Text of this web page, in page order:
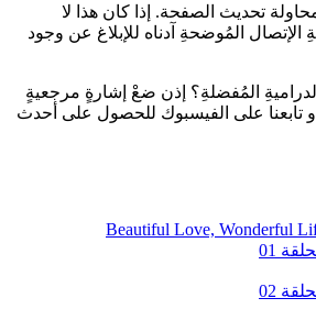
محاولة تحديث الصفحة. إذا كان هذا لا
المُوضحةِ آدناه للإبلاغ عن وجود
المُفضلةِ؟ إذن ضعْ إشارةٍ مرجعيةٍ
تابعنا على الفيسبوك للحصول على أحدث
01
02